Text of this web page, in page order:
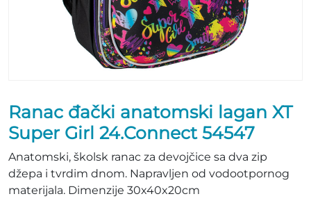
Ranac đački anatomski lagan XT
Super Girl 24.Connect 54547
Anatomski, školsk ranac za devojčice sa dva zip
džepa i tvrdim dnom. Napravljen od vodootpornog
materijala. Dimenzije 30x40x20cm